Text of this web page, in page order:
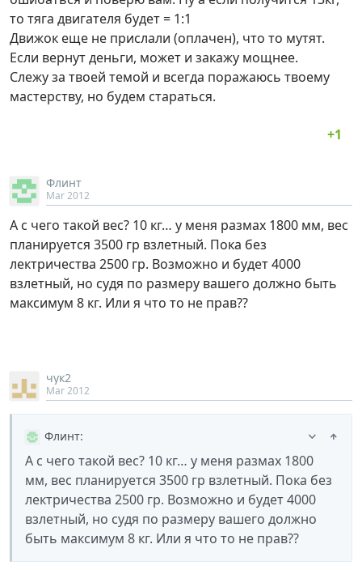
то тяга двигателя будет = 1:1
Движок еще не прислали (оплачен), что то мутят.
Если вернут деньги, может и закажу мощнее.
Слежу за твоей темой и всегда поражаюсь твоему
мастерству, но будем стараться.
Флинт
Mar 2012
А с чего такой вес? 10 кг… у меня размах 1800 мм, вес
планируется 3500 гр взлетный. Пока без
лектричества 2500 гр. Возможно и будет 4000
взлетный, но судя по размеру вашего должно быть
максимум 8 кг. Или я что то не прав??
чук2
Mar 2012
Флинт:
А с чего такой вес? 10 кг… у меня размах 1800
мм, вес планируется 3500 гр взлетный. Пока без
лектричества 2500 гр. Возможно и будет 4000
взлетный, но судя по размеру вашего должно
быть максимум 8 кг. Или я что то не прав??